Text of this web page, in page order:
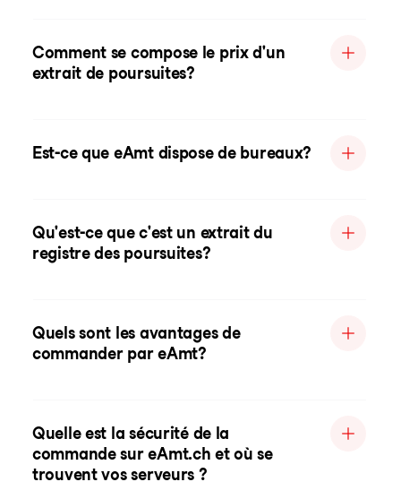
Comment se compose le prix d'un
extrait de poursuites?
Est-ce que eAmt dispose de bureaux?
Qu'est-ce que c'est un extrait du
registre des poursuites?
Quels sont les avantages de
commander par eAmt?
Quelle est la sécurité de la
commande sur eAmt.ch et où se
trouvent vos serveurs ?